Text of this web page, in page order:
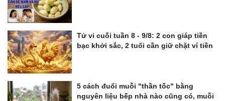
Tử vi cuối tuần 8 - 9/8: 2 con giáp tiền
bạc khởi sắc, 2 tuổi cần giữ chặt ví tiền
5 cách đuổi muỗi "thần tốc" bằng
nguyên liệu bếp nhà nào cũng có, muỗi